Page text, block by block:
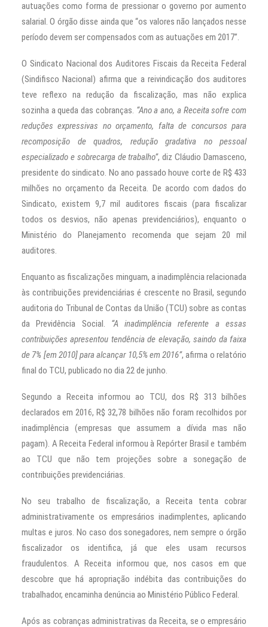
autuações como forma de pressionar o governo por aumento
salarial. O órgão disse ainda que “os valores não lançados nesse
período devem ser compensados com as autuações em 2017”.
O Sindicato Nacional dos Auditores Fiscais da Receita Federal
(Sindifisco Nacional) afirma que a reivindicação dos auditores
teve reflexo na redução da fiscalização, mas não explica
sozinha a queda das cobranças. “Ano a ano, a Receita sofre com
reduções expressivas no orçamento, falta de concursos para
recomposição de quadros, redução gradativa no pessoal
especializado e sobrecarga de trabalho”, diz Cláudio Damasceno,
presidente do sindicato. No ano passado houve corte de R$ 433
milhões no orçamento da Receita. De acordo com dados do
Sindicato, existem 9,7 mil auditores fiscais (para fiscalizar
todos os desvios, não apenas previdenciários), enquanto o
Ministério do Planejamento recomenda que sejam 20 mil
auditores.
Enquanto as fiscalizações minguam, a inadimplência relacionada
às contribuições previdenciárias é crescente no Brasil, segundo
auditoria do Tribunal de Contas da União (TCU) sobre as contas
da Previdência Social. “A inadimplência referente a essas
contribuições apresentou tendência de elevação, saindo da faixa
de 7% [em 2010] para alcançar 10,5% em 2016”, afirma o relatório
final do TCU, publicado no dia 22 de junho.
Segundo a Receita informou ao TCU, dos R$ 313 bilhões
declarados em 2016, R$ 32,78 bilhões não foram recolhidos por
inadimplência (empresas que assumem a dívida mas não
pagam). A Receita Federal informou à Repórter Brasil e também
ao TCU que não tem projeções sobre a sonegação de
contribuições previdenciárias.
No seu trabalho de fiscalização, a Receita tenta cobrar
administrativamente os empresários inadimplentes, aplicando
multas e juros. No caso dos sonegadores, nem sempre o órgão
fiscalizador os identifica, já que eles usam recursos
fraudulentos. A Receita informou que, nos casos em que
descobre que há apropriação indébita das contribuições do
trabalhador, encaminha denúncia ao Ministério Público Federal.
Após as cobranças administrativas da Receita, se o empresário